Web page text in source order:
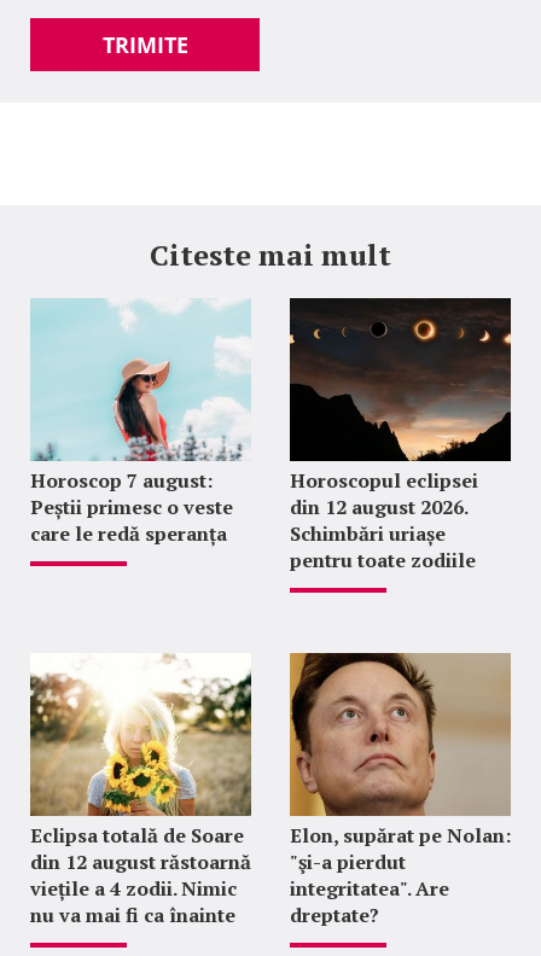
TRIMITE
Citeste mai mult
Horoscop 7 august:
Peștii primesc o veste
care le redă speranța
Horoscopul eclipsei
din 12 august 2026.
Schimbări uriașe
pentru toate zodiile
Eclipsa totală de Soare
din 12 august răstoarnă
viețile a 4 zodii. Nimic
nu va mai fi ca înainte
Elon, supărat pe Nolan:
"şi-a pierdut
integritatea". Are
dreptate?